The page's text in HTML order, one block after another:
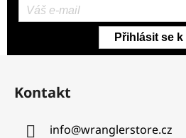
Přihlásit se
Z
Kontakt
info@wranglerstore.cz